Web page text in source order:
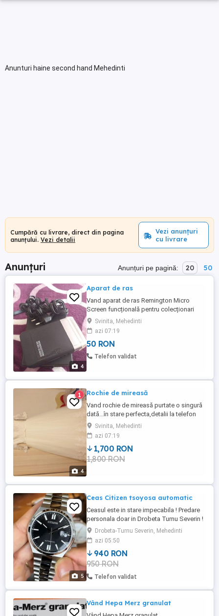
Anunturi haine second hand Mehedinti
Cumpără cu livrare, direct din pagina
anunțului. Vezi detalii
Vezi anunțuri
cu livrare
Anunțuri Anunțuri pe pagină: 20 50
4
Aparat de ras
Vand aparat de ras Remington Micro
Screen funcțională pentru colecționari
Svinita, Mehedinti
azi 07:19
50 RON
Telefon validat
4
1 Rochie de mireasă
Vand rochie de mireasă purtate o singură
dată...în stare perfecta,detalii la telefon
Svinita, Mehedinti
azi 07:19
1,700 RON
1,800 RON
5
Ceas Citizen tsoyosa automatic
Ceasul este in stare impecabila ! Predare
personala doar in Drobeta Turnu Severin !
Drobeta-Turnu Severin, Mehedinti
azi 05:50
940 RON
950 RON
Telefon validat
Vând Hepa Merz granulat